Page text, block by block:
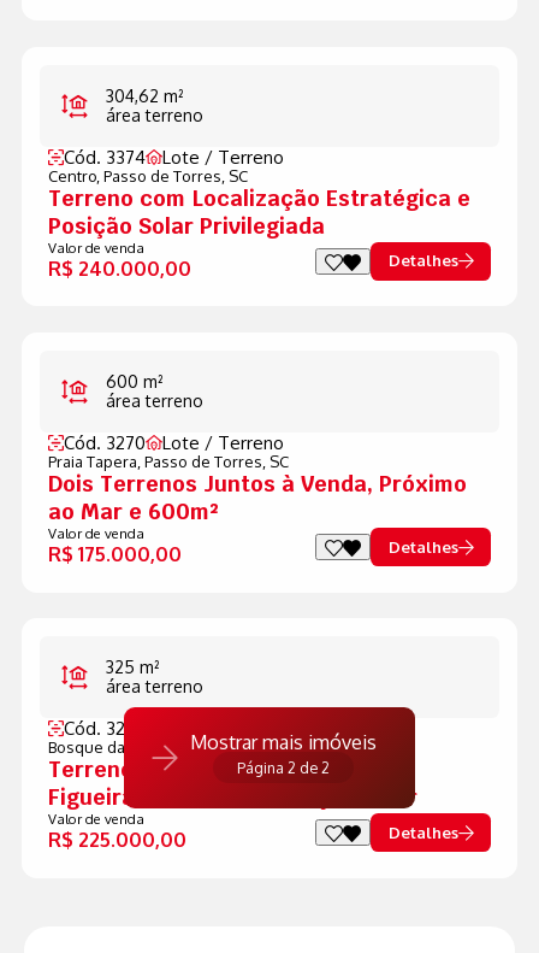
304,62 m²
área terreno
Cód. 3374 Lote / Terreno
Centro, Passo de Torres, SC
Terreno com Localização Estratégica e
Posição Solar Privilegiada
Valor de venda
R$ 240.000,00 Detalhes
600 m²
área terreno
Cód. 3270 Lote / Terreno
Praia Tapera, Passo de Torres, SC
Dois Terrenos Juntos à Venda, Próximo
ao Mar e 600m²
Valor de venda
R$ 175.000,00 Detalhes
325 m²
área terreno
Cód. 3239
Bosque das Figueiras,Passo de Torres, SC
Terreno de Esquina no Bosque das
Figueiras, Excelente Posição Solar
Valor de venda
R$ 225.000,00 Detalhes
Mostrar mais imóveis
Página 2 de 2